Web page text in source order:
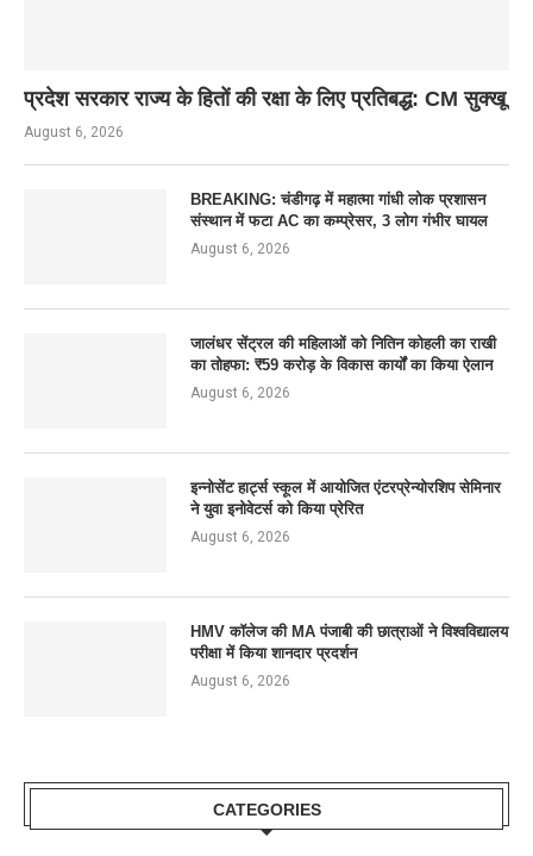
प्रदेश सरकार राज्य के हितों की रक्षा के लिए प्रतिबद्ध: CM सुक्खू
August 6, 2026
BREAKING: चंडीगढ़ में महात्मा गांधी लोक प्रशासन
संस्थान में फटा AC का कम्प्रेसर, 3 लोग गंभीर घायल
August 6, 2026
जालंधर सेंट्रल की महिलाओं को नितिन कोहली का राखी
का तोहफा: ₹59 करोड़ के विकास कार्यों का किया ऐलान
August 6, 2026
इन्नोसेंट हार्ट्स स्कूल में आयोजित एंटरप्रेन्योरशिप सेमिनार
ने युवा इनोवेटर्स को किया प्रेरित
August 6, 2026
HMV कॉलेज की MA पंजाबी की छात्राओं ने विश्वविद्यालय
परीक्षा में किया शानदार प्रदर्शन
August 6, 2026
CATEGORIES